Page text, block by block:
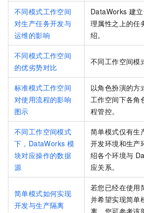
不同模式工作空间
对生产任务开发与
运维的影响
DataWorks 建
理属性之上的任
绍。
不同模式工作空间
的优劣势对比
不同工作空间模
标准模式工作空间
对使用流程的影响
图示
以角色扮演的方
工作空间下各角
程管控。
不同工作空间模式
下，DataWorks 模
块对应操作的数据
源
简单模式仅有生
开发环境和生产
绍各个环境与
应关系。
简单模式如何实现
开发与生产隔离
若您已经在使用
并希望实现简单